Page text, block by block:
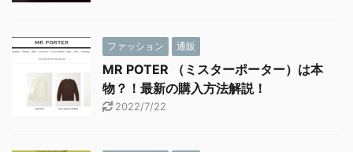
ファッション 通販
MR POTER （ミスターポーター）は本
物？！最新の購入方法解説！
2022/7/22